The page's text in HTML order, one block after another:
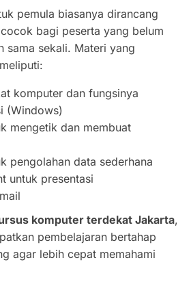
pemula biasanya dirancang
bagi peserta yang belum
sama sekali. Materi yang
komputer dan fungsinya
(Windows)
mengetik dan membuat
pengolahan data sederhana
untuk presentasi
komputer terdekat Jakarta,
pembelajaran bertahap
agar lebih cepat memahami